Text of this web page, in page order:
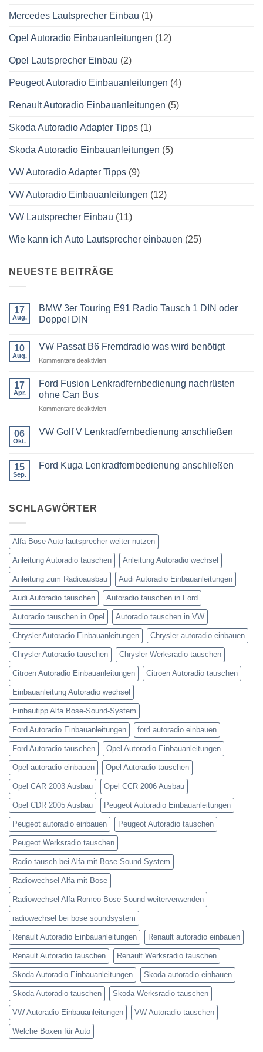
Mercedes Lautsprecher Einbau (1)
Opel Autoradio Einbauanleitungen (12)
Opel Lautsprecher Einbau (2)
Peugeot Autoradio Einbauanleitungen (4)
Renault Autoradio Einbauanleitungen (5)
Skoda Autoradio Adapter Tipps (1)
Skoda Autoradio Einbauanleitungen (5)
VW Autoradio Adapter Tipps (9)
VW Autoradio Einbauanleitungen (12)
VW Lautsprecher Einbau (11)
Wie kann ich Auto Lautsprecher einbauen (25)
NEUESTE BEITRÄGE
17
Aug.
BMW 3er Touring E91 Radio Tausch 1 DIN oder
Doppel DIN
zu
3er
Radio
Tausch
1
DIN
DIN
10
Aug.
VW Passat B6 Fremdradio was wird benötigt
Kommentare deaktiviertfür
Passat
was
benötigt
17
Apr.
Ford Fusion Lenkradfernbedienung nachrüsten
ohne Can Bus
Kommentare deaktiviertfür
Fusion
Can
06
Okt.
VW Golf V Lenkradfernbedienung anschließen
VW
15
Sep.
Ford Kuga Lenkradfernbedienung anschließen
Kuga
SCHLAGWÖRTER
Alfa Bose Auto lautsprecher weiter nutzen
Anleitung Autoradio tauschen Anleitung Autoradio wechsel
Anleitung zum Radioausbau Audi Autoradio Einbauanleitungen
Audi Autoradio tauschen Autoradio tauschen in Ford
Autoradio tauschen in Opel Autoradio tauschen in VW
Chrysler Autoradio Einbauanleitungen Chrysler autoradio einbauen
Chrysler Autoradio tauschen Chrysler Werksradio tauschen
Citroen Autoradio Einbauanleitungen Citroen Autoradio tauschen
Einbauanleitung Autoradio wechsel
Einbautipp Alfa Bose-Sound-System
Ford Autoradio Einbauanleitungen ford autoradio einbauen
Ford Autoradio tauschen Opel Autoradio Einbauanleitungen
Opel autoradio einbauen Opel Autoradio tauschen
Opel CAR 2003 Ausbau Opel CCR 2006 Ausbau
Opel CDR 2005 Ausbau Peugeot Autoradio Einbauanleitungen
Peugeot autoradio einbauen Peugeot Autoradio tauschen
Peugeot Werksradio tauschen
Radio tausch bei Alfa mit Bose-Sound-System
Radiowechsel Alfa mit Bose
Radiowechsel Alfa Romeo Bose Sound weiterverwenden
radiowechsel bei bose soundsystem‎
Renault Autoradio Einbauanleitungen Renault autoradio einbauen
Renault Autoradio tauschen Renault Werksradio tauschen
Skoda Autoradio Einbauanleitungen Skoda autoradio einbauen
Skoda Autoradio tauschen Skoda Werksradio tauschen
VW Autoradio Einbauanleitungen VW Autoradio tauschen
Welche Boxen für Auto